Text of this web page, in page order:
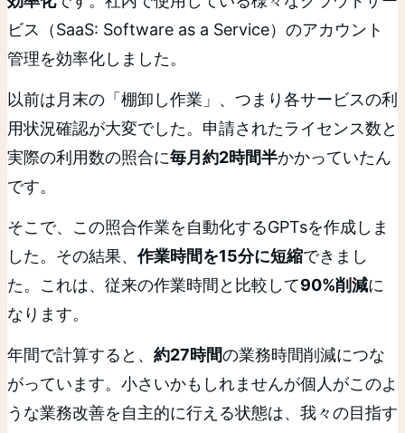
ビス（SaaS: Software as a Service）のアカウント
管理を効率化しました。
以前は月末の「棚卸し作業」、つまり各サービスの利
用状況確認が大変でした。申請されたライセンス数と
実際の利用数の照合に毎月約2時間半かかっていたん
です。
そこで、この照合作業を自動化するGPTsを作成しま
した。その結果、作業時間を15分に短縮できまし
た。これは、従来の作業時間と比較して90%削減に
なります。
年間で計算すると、 約27時間の業務時間削減につな
がっています。小さいかもしれませんが個人がこのよ
うな業務改善を自主的に行える状態は、我々の目指す